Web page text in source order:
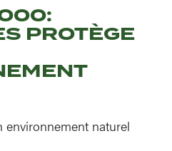
PROTÈGE
environnement naturel